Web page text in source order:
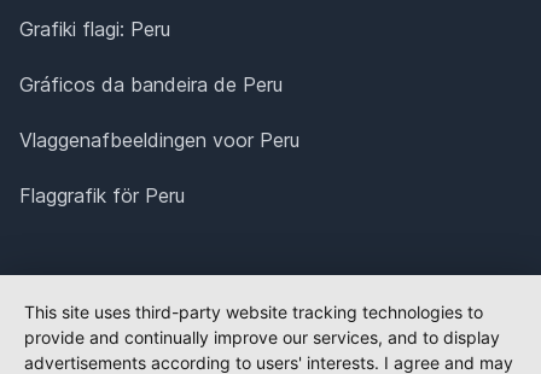
Grafiki flagi: Peru
Gráficos da bandeira de Peru
Vlaggenafbeeldingen voor Peru
Flaggrafik för Peru
This site uses third-party website tracking technologies to
provide and continually improve our services, and to display
advertisements according to users' interests. I agree and may